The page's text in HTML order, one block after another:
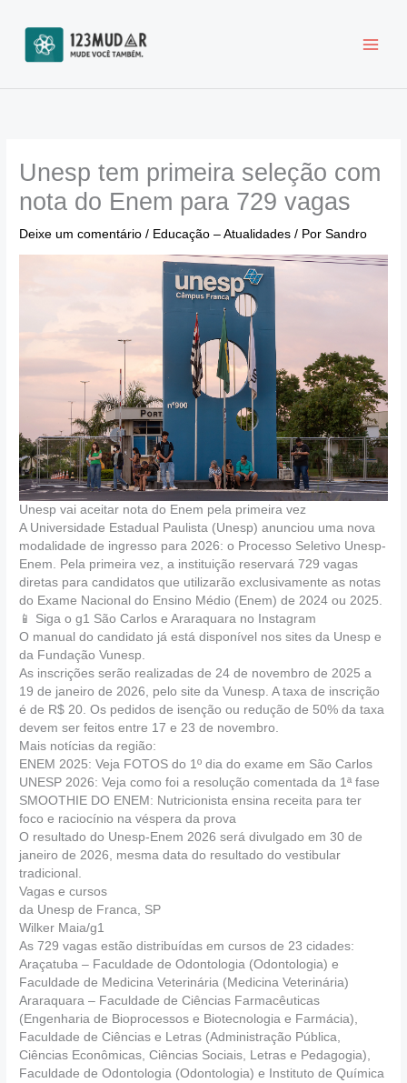
para
conteúdo
Unesp tem primeira seleção com
nota do Enem para 729 vagas
Deixe um comentário / Educação – Atualidades / PorSandro
Unesp vai aceitar nota do Enem pela primeira vez
A Universidade Estadual Paulista (Unesp) anunciou uma nova
modalidade de ingresso para 2026: o Processo Seletivo Unesp-
Enem. Pela primeira vez, a instituição reservará 729 vagas
diretas para candidatos que utilizarão exclusivamente as notas
do Exame Nacional do Ensino Médio (Enem) de 2024 ou 2025.
📱 Siga o g1 São Carlos e Araraquara no Instagram
O manual do candidato já está disponível nos sites da Unesp e
da Fundação Vunesp.
As inscrições serão realizadas de 24 de novembro de 2025 a
19 de janeiro de 2026, pelo site da Vunesp. A taxa de inscrição
é de R$ 20. Os pedidos de isenção ou redução de 50% da taxa
devem ser feitos entre 17 e 23 de novembro.
Mais notícias da região:
ENEM 2025: Veja FOTOS do 1º dia do exame em São Carlos
UNESP 2026: Veja como foi a resolução comentada da 1ª fase
SMOOTHIE DO ENEM: Nutricionista ensina receita para ter
foco e raciocínio na véspera da prova
O resultado do Unesp-Enem 2026 será divulgado em 30 de
janeiro de 2026, mesma data do resultado do vestibular
tradicional.
Vagas e cursos
da Unesp de Franca, SP
Wilker Maia/g1
As 729 vagas estão distribuídas em cursos de 23 cidades:
Araçatuba – Faculdade de Odontologia (Odontologia) e
Faculdade de Medicina Veterinária (Medicina Veterinária)
Araraquara – Faculdade de Ciências Farmacêuticas
(Engenharia de Bioprocessos e Biotecnologia e Farmácia),
Faculdade de Ciências e Letras (Administração Pública,
Ciências Econômicas, Ciências Sociais, Letras e Pedagogia),
Faculdade de Odontologia (Odontologia) e Instituto de Química